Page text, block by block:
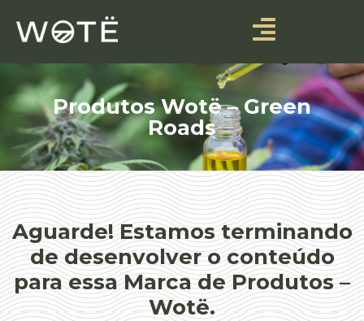
Produtos Wotë – Green
Roads
Aguarde! Estamos terminando
de desenvolver o conteúdo
para essa Marca de Produtos –
Wotë.